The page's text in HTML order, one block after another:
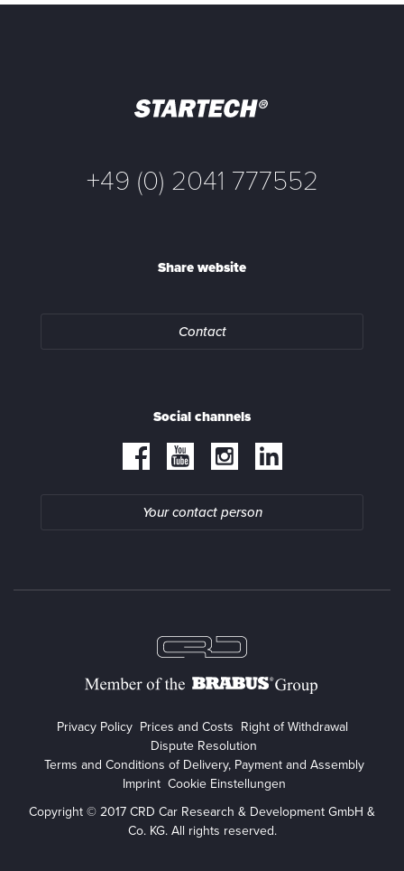
+49 (0) 2041 777552
Share website
Contact
Social channels
Your contact person
Privacy Policy Prices and Costs Right of Withdrawal
Dispute Resolution
Terms and Conditions of Delivery, Payment and Assembly
Imprint Cookie Einstellungen
Copyright © 2017 CRD Car Research & Development GmbH &
Co. KG. All rights reserved.